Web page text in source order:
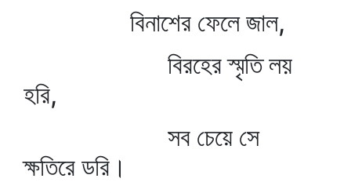
বিনাশের ফেলে জাল,
বিরহের স্মৃতি লয়
হরি,
সব চেয়ে সে
ক্ষতিরে ডরি।